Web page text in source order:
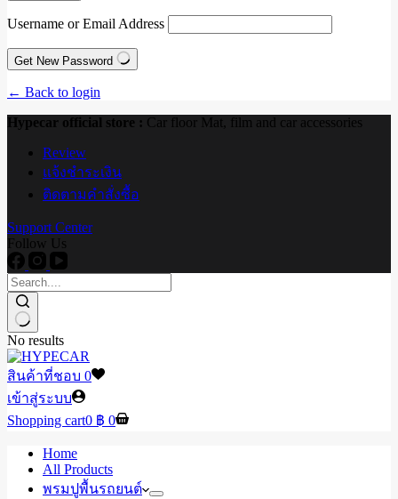
Username or Email Address
Get New Password
← Back to login
Hypecar official store : Car floor Mat, film and car accessories
Review
แจ้งชำระเงิน
ติดตามคำสั่งซื้อ
Support Center
Follow Us
No results
สินค้าที่ชอบ 0
เข้าสู่ระบบ
Shopping cart0 ฿ 0
Home
All Products
พรมปูพื้นรถยนต์